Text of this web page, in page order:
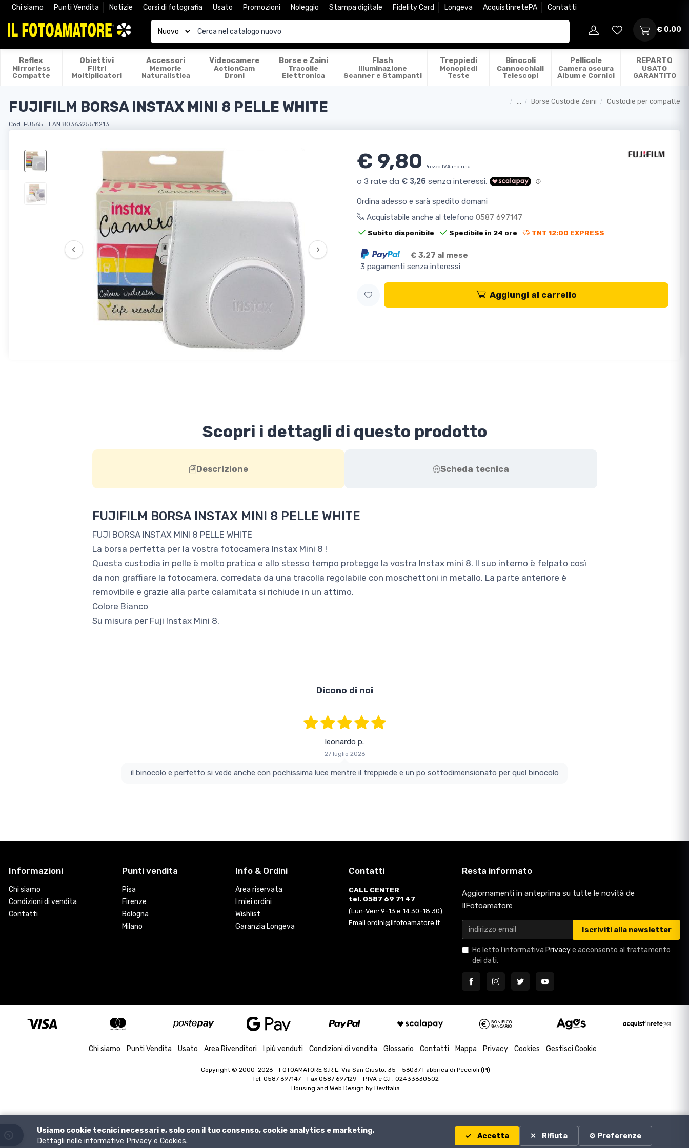
Chi siamo Punti Vendita Notizie Corsi di fotografia Usato Promozioni Noleggio Stampa digitale Fidelity Card Longeva AcquistinretePA Contatti
€ 0,00
Reflex
Mirrorless
Compatte
Obiettivi
Filtri
Moltiplicatori
Accessori
Memorie
Naturalistica
Videocamere
ActionCam
Droni
Borse e Zaini
Tracolle
Elettronica
Flash
Illuminazione
Scanner e Stampanti
Treppiedi
Monopiedi
Teste
Binocoli
Cannocchiali
Telescopi
Pellicole
Camera oscura
Album e Cornici
REPARTO
USATO
GARANTITO
Borse Custodie Zaini Custodie per compatte
FUJIFILM BORSA INSTAX MINI 8 PELLE WHITE
Cod. FU565 EAN 8036325511213
‹ ›
€ 9,80 Prezzo IVA inclusa
Ordina adesso e sarà spedito domani
Acquistabile anche al telefono 0587 697147
Subito disponibile Spedibile in 24 ore TNT 12:00 EXPRESS
€ 3,27 al mese
3 pagamenti senza interessi
Aggiungi al carrello
Scopri i dettagli di questo prodotto
Descrizione Scheda tecnica
FUJIFILM BORSA INSTAX MINI 8 PELLE WHITE
FUJI BORSA INSTAX MINI 8 PELLE WHITE
La borsa perfetta per la vostra fotocamera Instax Mini 8 !
Questa custodia in pelle è molto pratica e allo stesso tempo protegge la vostra Instax mini 8. Il suo interno è felpato così
da non graffiare la fotocamera, corredata da una tracolla regolabile con moschettoni in metallo. La parte anteriore è
removibile e grazie alla parte calamitata si richiude in un attimo.
Colore Bianco
Su misura per Fuji Instax Mini 8.
Dicono di noi
leonardo p.
27 luglio 2026
il binocolo e perfetto si vede anche con pochissima luce mentre il treppiede e un po sottodimensionato per quel binocolo
Informazioni
Chi siamo
Condizioni di vendita
Contatti
Punti vendita
Pisa
Firenze
Bologna
Milano
Info & Ordini
Area riservata
I miei ordini
Wishlist
Garanzia Longeva
Contatti
CALL CENTER
tel. 0587 69 71 47
(Lun-Ven: 9-13 e 14.30-18.30)
Email ordini@ilfotoamatore.it
Resta informato
Aggiornamenti in anteprima su tutte le novità de
IlFotoamatore
Iscriviti alla newsletter
Ho letto l'informativa Privacye acconsento al trattamento
dei dati.
Chi siamo Punti Vendita Usato Area Rivenditori I più venduti Condizioni di vendita Glossario Contatti Mappa Privacy Cookies Gestisci Cookie
Copyright © 2000-2026 - FOTOAMATORE S.R.L. Via San Giusto, 35 - 56037 Fabbrica di Peccioli (PI)
Tel. 0587 697147 - Fax 0587 697129 - P.IVA e C.F. 02433630502
Housing and Web Design by DevItalia
Usiamo cookie tecnici necessari e, solo con il tuo consenso, cookie analytics e marketing.
Dettagli nelle informative Privacy e Cookies.
Accetta Rifiuta ⚙️ Preferenze